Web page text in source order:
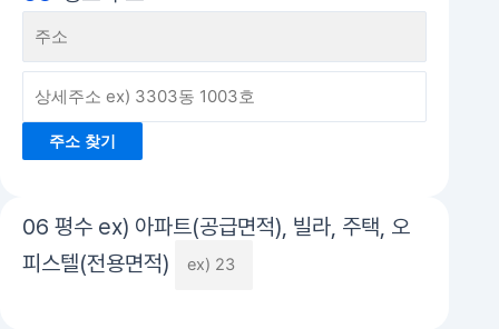
주소 찾기
06 평수 ex) 아파트(공급면적), 빌라, 주택, 오
피스텔(전용면적)